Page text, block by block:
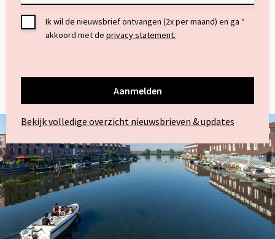
Toestemming
Ik wil de nieuwsbrief ontvangen (2x per maand) en ga
akkoord met de privacy statement.
*
Bekijk volledige overzicht nieuwsbrieven & updates